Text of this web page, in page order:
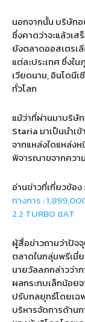
นอกจากนั้น บริษัทอ
ซึ่งคาดว่าจะแล้วเ
ยังตลาดออสเตรเ
แต่ละประเทศ ซึ่งใ
เวียดนาม,อินโดนีเ
ทั่วโลก
แม้ว่าที่ผ่านมาบริษั
Staria มาเป็นนำเ
จากแหล่งใดแหล่ง
พิจารณาขจากควา
อ่านข่าวที่เกี่ยวข้อง :
ทางการ :
2.2 TURBO 8AT
ผู้สื่อข่าวถามว่าปั
ตลาดในกลุ่มพรีเมี่
นายวัลลภกล่าวว่า
ผลกระทบเล็กน้อย
ปรับกลยุทธ์โดยเฉ
บริหารจัดการด้าน